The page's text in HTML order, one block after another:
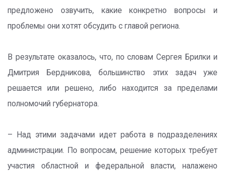
предложено озвучить, какие конкретно вопросы и
проблемы они хотят обсудить с главой региона.
В результате оказалось, что, по словам Сергея Брилки и
Дмитрия Бердникова, большинство этих задач уже
решается или решено, либо находится за пределами
полномочий губернатора.
– Над этими задачами идет работа в подразделениях
администрации. По вопросам, решение которых требует
участия областной и федеральной власти, налажено